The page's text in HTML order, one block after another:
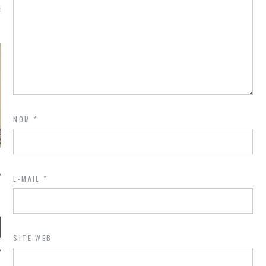
je ne parle presque que
NOM*
E-MAIL*
SITE WEB